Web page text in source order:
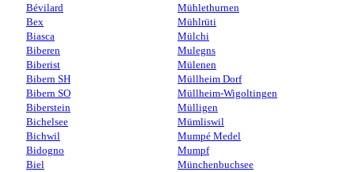
Bévilard
Bex
Biasca
Biberen
Biberist
Bibern SH
Bibern SO
Biberstein
Bichelsee
Bichwil
Bidogno
Biel
Mühlethurnen
Mühlrüti
Mülchi
Mulegns
Mülenen
Müllheim Dorf
Müllheim-Wigoltingen
Mülligen
Mümliswil
Mumpé Medel
Mumpf
Münchenbuchsee